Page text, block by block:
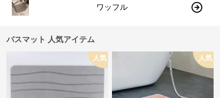
ワッフル
バスマット 人気アイテム
人気 人気